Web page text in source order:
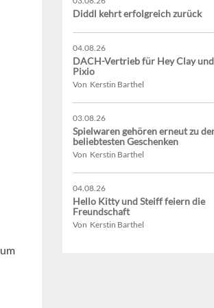
Diddl kehrt erfolgreich zurück
04.08.26
DACH-Vertrieb für Hey Clay und
Pixio
Von Kerstin Barthel
03.08.26
Spielwaren gehören erneut zu
beliebtesten Geschenken
Von Kerstin Barthel
04.08.26
Hello Kitty und Steiff feiern die
Freundschaft
Von Kerstin Barthel